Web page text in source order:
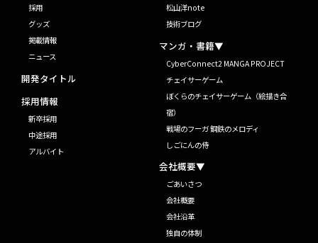
採用
グッズ
掲載情報
ニュース
開発タイトル
採用情報
新卒採用
中途採用
アルバイト
松山洋note
技術ブログ
マンガ・書籍▼
CyberConnect2 MANGA PROJECT
チェイサーゲーム
ぼくらのチェイサーゲーム（絵描き合
宿）
戦場のフーガ 鋼鉄のメロディ
しごにんの侍
会社概要▼
ごあいさつ
会社概要
会社沿革
独自の体制